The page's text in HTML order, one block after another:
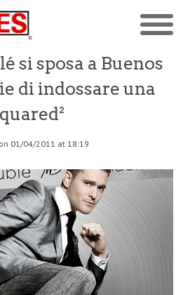
si sposa a Buenos
di indossare una
on 01/04/2011 at 18:19